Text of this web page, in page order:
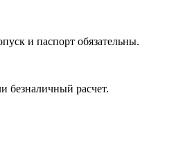
и паспорт обязательны.
безналичный расчет.